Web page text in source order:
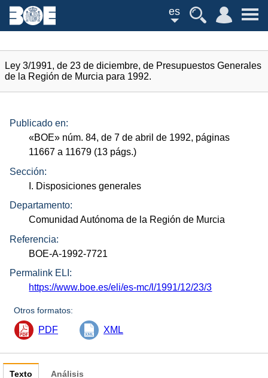
es
Ley 3/1991, de 23 de diciembre, de Presupuestos Generales
de la Región de Murcia para 1992.
Publicado en:
«BOE» núm. 84, de 7 de abril de 1992, páginas
11667 a 11679 (13 págs.)
Sección:
I. Disposiciones generales
Departamento:
Comunidad Autónoma de la Región de Murcia
Referencia:
BOE-A-1992-7721
Permalink ELI:
https://www.boe.es/eli/es-mc/l/1991/12/23/3
Otros formatos:
PDF XML
Texto Análisis